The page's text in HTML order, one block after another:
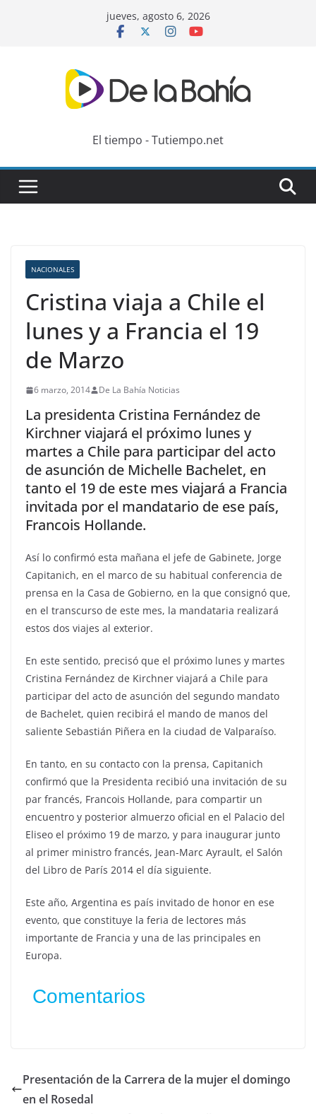
jueves, agosto 6, 2026
El tiempo - Tutiempo.net
NACIONALES
Cristina viaja a Chile el
lunes y a Francia el 19
de Marzo
6 marzo, 2014 De La Bahía Noticias
La presidenta Cristina Fernández de
Kirchner viajará el próximo lunes y
martes a Chile para participar del acto
de asunción de Michelle Bachelet, en
tanto el 19 de este mes viajará a Francia
invitada por el mandatario de ese país,
Francois Hollande.
Así lo confirmó esta mañana el jefe de Gabinete, Jorge
Capitanich, en el marco de su habitual conferencia de
prensa en la Casa de Gobierno, en la que consignó que,
en el transcurso de este mes, la mandataria realizará
estos dos viajes al exterior.
En este sentido, precisó que el próximo lunes y martes
Cristina Fernández de Kirchner viajará a Chile para
participar del acto de asunción del segundo mandato
de Bachelet, quien recibirá el mando de manos del
saliente Sebastián Piñera en la ciudad de Valparaíso.
En tanto, en su contacto con la prensa, Capitanich
confirmó que la Presidenta recibió una invitación de su
par francés, Francois Hollande, para compartir un
encuentro y posterior almuerzo oficial en el Palacio del
Eliseo el próximo 19 de marzo, y para inaugurar junto
al primer ministro francés, Jean-Marc Ayrault, el Salón
del Libro de Parí­s 2014 el día siguiente.
Este año, Argentina es país invitado de honor en ese
evento, que constituye la feria de lectores más
importante de Francia y una de las principales en
Europa.
Comentarios
Presentación de la Carrera de la mujer el domingo
en el Rosedal